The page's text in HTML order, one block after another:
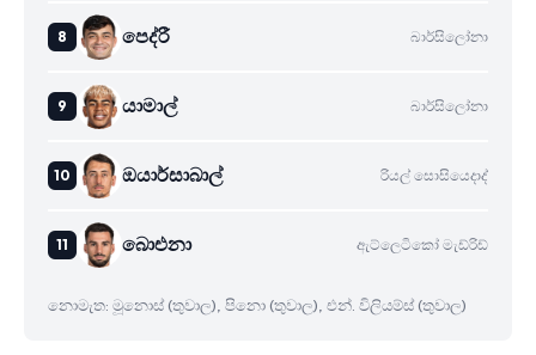
පෙද්රී බාර්සිලෝනා
යාමාල් බාර්සිලෝනා
ඔයාර්සාබාල් රියල් සොසියෙදාද්
බාෙඑනා ඇට්ලෙටිකෝ මැඩ්රිඩ්
නොමැත: මූනොස් (තුවාල), පිනො (තුවාල), එන්. විලියම්ස් (තුවාල)